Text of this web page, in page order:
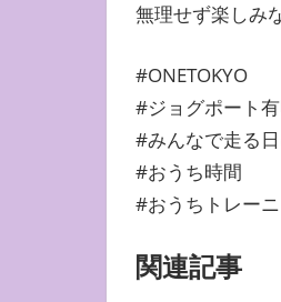
無理せず楽しみ
#ONETOKYO
#ジョグポート
#みんなで走る
#おうち時間
#おうちトレー
関連記事